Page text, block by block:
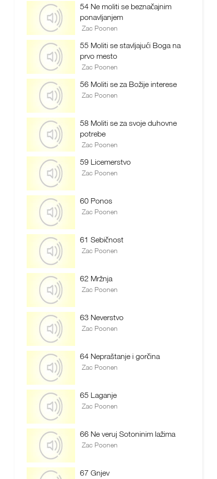
54 Ne moliti se beznačajnim
ponavljanjem
Zac Poonen
55 Moliti se stavljajući Boga na
prvo mesto
Zac Poonen
56 Moliti se za Božije interese
Zac Poonen
58 Moliti se za svoje duhovne
potrebe
Zac Poonen
59 Licemerstvo
Zac Poonen
60 Ponos
Zac Poonen
61 Sebičnost
Zac Poonen
62 Mržnja
Zac Poonen
63 Neverstvo
Zac Poonen
64 Nepraštanje i gorčina
Zac Poonen
65 Laganje
Zac Poonen
66 Ne veruj Sotoninim lažima
Zac Poonen
67 Gnjev